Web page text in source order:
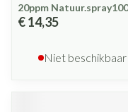
20ppm
€ 14,35
Niet beschikbaar